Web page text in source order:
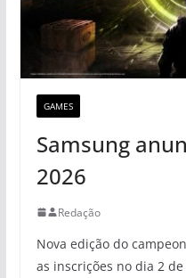
GAMES
Samsung
2026
Redação
Nova edição do
as inscrições no dia 2